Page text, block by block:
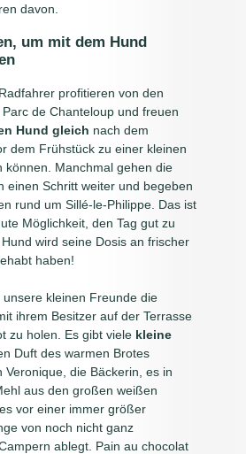
davon.
um mit dem Hund
profitieren von den
de Chanteloup und freuen
Hund gleich nach dem
dem Frühstück zu einer kleinen
können. Manchmal gehen die
einen Schritt weiter und begeben
rund um Sillé-le-Philippe. Das ist
Möglichkeit, den Tag gut zu
wird seine Dosis an frischer
haben!
kleinen Freunde die
ihrem Besitzer auf der Terrasse
zu holen. Es gibt viele kleine
Duft des warmen Brotes
Veronique, die Bäckerin, es in
aus den großen weißen
vor einer immer größer
von noch nicht ganz
ablegt. Pain au chocolat